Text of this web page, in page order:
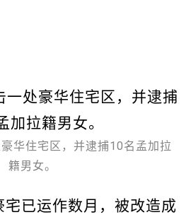
华住宅区，并逮捕10名孟加拉
籍男女。
已运作数月，被改造成